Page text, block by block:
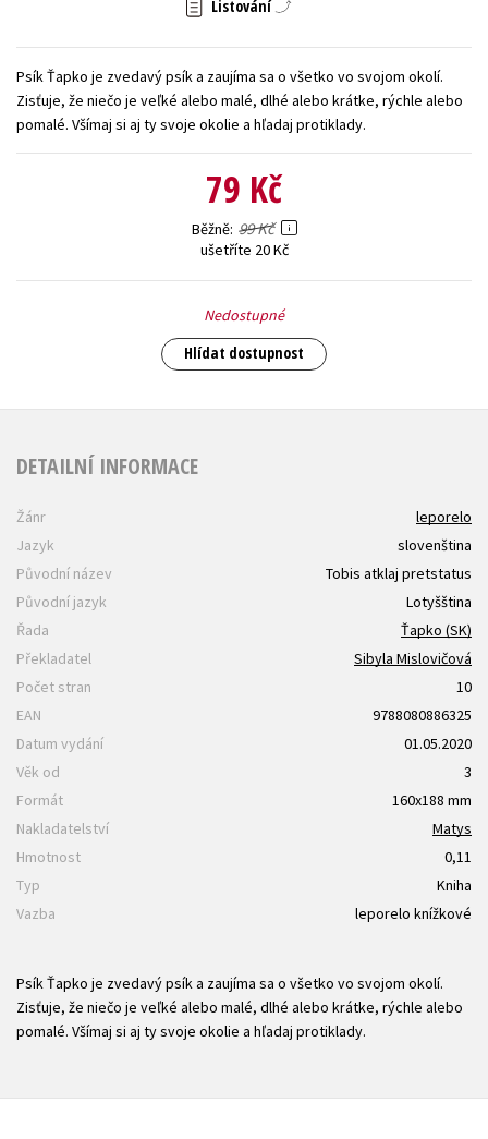
Všechny tituly
Listování
Psík Ťapko je zvedavý psík a zaujíma sa o všetko vo svojom okolí.
Zisťuje, že niečo je veľké alebo malé, dlhé alebo krátke, rýchle alebo
pomalé. Všímaj si aj ty svoje okolie a hľadaj protiklady.
79 Kč
Běžně 99 Kč
ušetříte 20 Kč
Nedostupné
Hlídat dostupnost
DETAILNÍ INFORMACE
Žánr
leporelo
Jazyk
slovenština
Původní název
Tobis atklaj pretstatus
Původní jazyk
Lotyšština
Řada
Ťapko (SK)
Překladatel
Sibyla Mislovičová
Počet stran
10
EAN
9788080886325
Datum vydání
01.05.2020
Věk od
3
Formát
160x188 mm
Nakladatelství
Matys
Hmotnost
0,11
Typ
Kniha
Vazba
leporelo knížkové
Psík Ťapko je zvedavý psík a zaujíma sa o všetko vo svojom okolí.
Zisťuje, že niečo je veľké alebo malé, dlhé alebo krátke, rýchle alebo
pomalé. Všímaj si aj ty svoje okolie a hľadaj protiklady.